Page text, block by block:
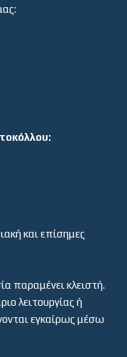
και επίσημες
παραμένει κλειστή.
λειτουργίας ή
εγκαίρως μέσω